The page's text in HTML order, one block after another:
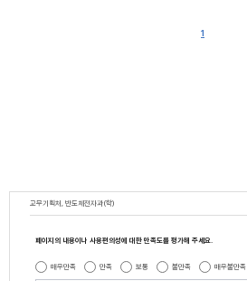
1
교무기획처, 반도체전자과(학)
페이지의 내용이나 사용편의성에 대한 만족도를 평가해 주세요.
매우만족 만족 보통 불만족 매우불만족